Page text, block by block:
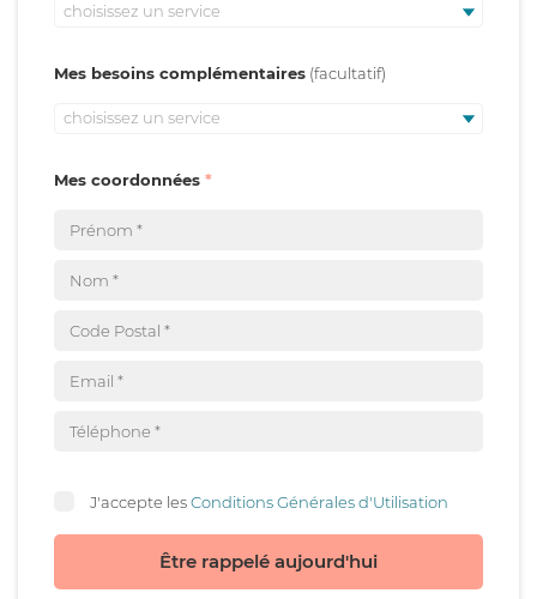
choisissez un service
Mes besoins complémentaires
choisissez un service
Mes coordonnées
J'accepte lesConditions Générales d'Utilisation
Être rappelé aujourd'hui